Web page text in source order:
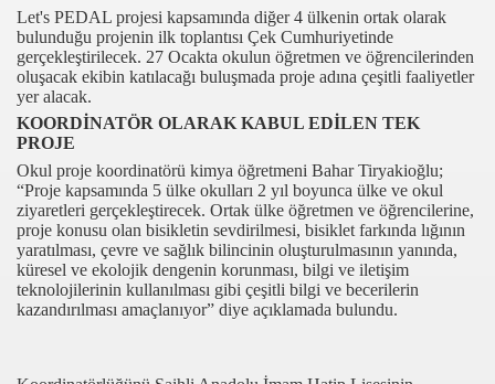
Let's PEDAL projesi kapsamında diğer 4 ülkenin ortak olarak
bulunduğu projenin ilk toplantısı Çek Cumhuriyetinde
gerçekleştirilecek. 27 Ocakta okulun öğretmen ve öğrencilerinden
oluşacak ekibin katılacağı buluşmada proje adına çeşitli faaliyetler
yer alacak.
KOORDİNATÖR OLARAK KABUL EDİLEN TEK
PROJE
Okul proje koordinatörü kimya öğretmeni Bahar Tiryakioğlu;
“Proje kapsamında 5 ülke okulları 2 yıl boyunca ülke ve okul
ziyaretleri gerçekleştirecek. Ortak ülke öğretmen ve öğrencilerine,
proje konusu olan bisikletin sevdirilmesi, bisiklet farkında lığının
yaratılması, çevre ve sağlık bilincinin oluşturulmasının yanında,
küresel ve ekolojik dengenin korunması, bilgi ve iletişim
teknolojilerinin kullanılması gibi çeşitli bilgi ve becerilerin
kazandırılması amaçlanıyor” diye açıklamada bulundu.
... 2304-2494